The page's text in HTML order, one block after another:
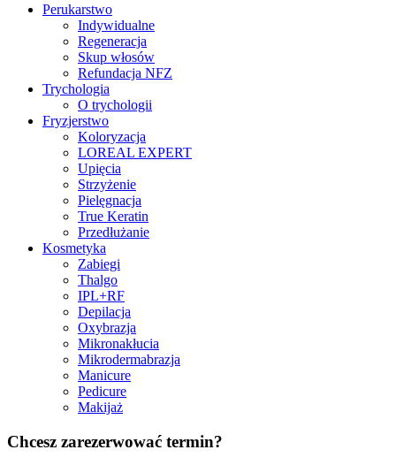
Perukarstwo
Indywidualne
Regeneracja
Skup włosów
Refundacja NFZ
Trychologia
O trychologii
Fryzjerstwo
Koloryzacja
LOREAL EXPERT
Upięcia
Strzyżenie
Pielęgnacja
True Keratin
Przedłużanie
Kosmetyka
Zabiegi
Thalgo
IPL+RF
Depilacja
Oxybrazja
Mikronakłucia
Mikrodermabrazja
Manicure
Pedicure
Makijaż
Chcesz zarezerwować termin?